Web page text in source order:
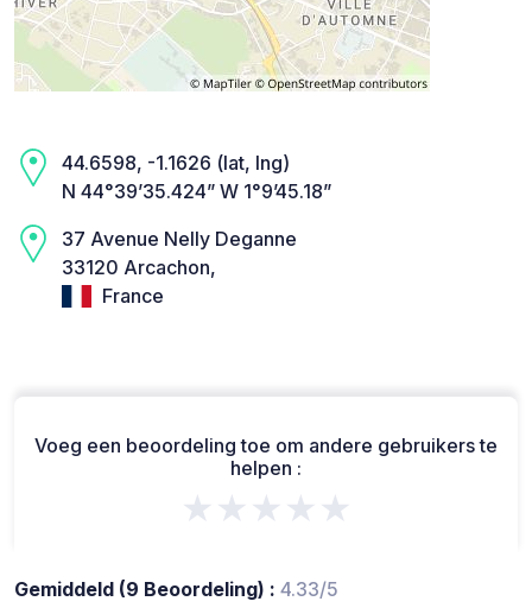
44.6598, -1.1626 (lat, lng)
N 44°39’35.424” W 1°9’45.18”
37 Avenue Nelly Deganne
33120 Arcachon,
France
Voeg een beoordeling toe om andere gebruikers te
helpen :
★★★★★
Gemiddeld (9 Beoordeling) : 4.33/5